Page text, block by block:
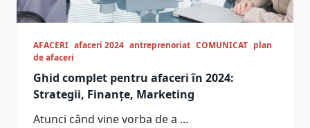
AFACERI afaceri 2024 antreprenoriat COMUNICAT plan
de afaceri
Ghid complet pentru afaceri în 2024:
Strategii, Finanțe, Marketing
Atunci când vine vorba de a ...